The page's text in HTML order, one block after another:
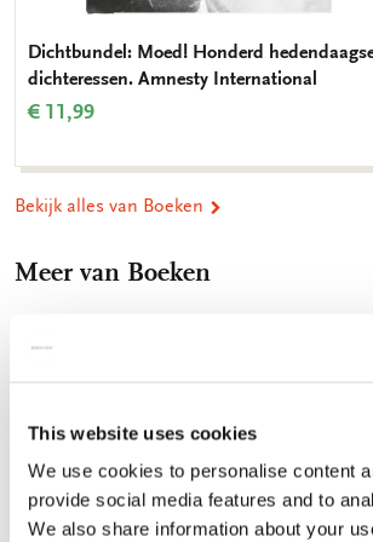
This website uses cookies
We use cookies to personalise content
provide social media features and to
We also share information about your
Dichtbundel: Moed! Honderd
dichteressen. Amnesty International
€ 11,99
Bekijk alles van Boeken
Meer van Boeken